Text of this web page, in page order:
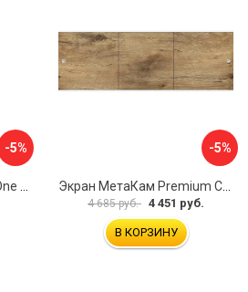
-5%
Боковая панель Marka One Flat 80 MG L 02бфл80мгл
-5%
Экран МетаКам Premium Collection 4650208860133
4 685 руб. 4 451 руб.
В КОРЗИНУ